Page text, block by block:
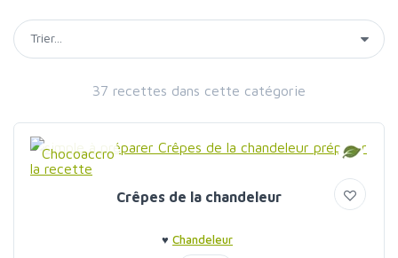
37 recettes dans cette catégorie
Chocoaccro
Crêpes de la chandeleur
♥ Chandeleur